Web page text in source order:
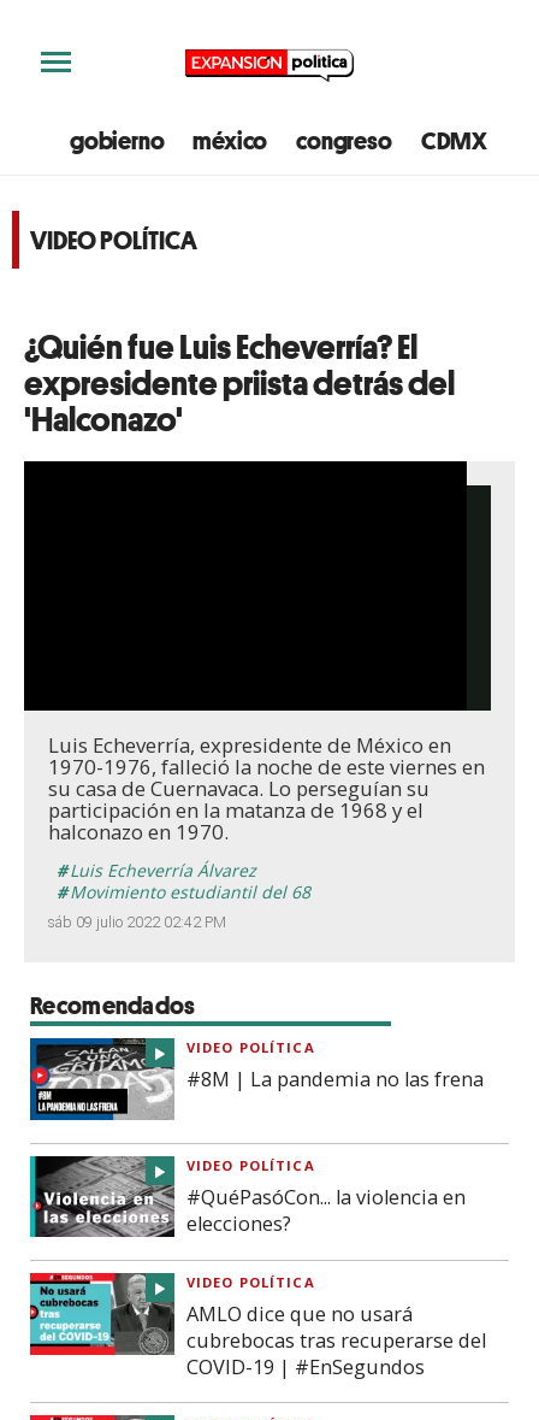
gobierno méxico congreso CDMX
VIDEO POLÍTICA
¿Quién fue Luis Echeverría? El
expresidente priista detrás del
'Halconazo'
sáb 09 julio 2022 02:42 PM
Luis Echeverría, expresidente de México en
1970-1976, falleció la noche de este viernes en
su casa de Cuernavaca. Lo perseguían su
participación en la matanza de 1968 y el
halconazo en 1970.
Luis Echeverría Álvarez
Movimiento estudiantil del 68
Recomendados
VIDEO POLÍTICA
#8M | La pandemia no las frena
VIDEO POLÍTICA
#QuéPasóCon... la violencia en
elecciones?
VIDEO POLÍTICA
AMLO dice que no usará
cubrebocas tras recuperarse del
COVID-19 | #EnSegundos